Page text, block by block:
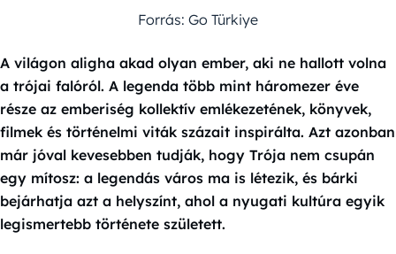
Forrás: Go Türkiye
A világon aligha akad olyan ember, aki ne hallott volna
a trójai falóról. A legenda több mint háromezer éve
része az emberiség kollektív emlékezetének, könyvek,
filmek és történelmi viták százait inspirálta. Azt azonban
már jóval kevesebben tudják, hogy Trója nem csupán
egy mítosz: a legendás város ma is létezik, és bárki
bejárhatja azt a helyszínt, ahol a nyugati kultúra egyik
legismertebb története született.